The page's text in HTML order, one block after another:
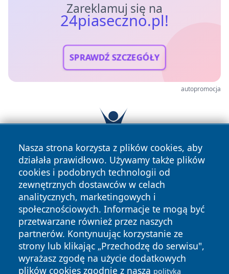
Zareklamuj się na
24piaseczno.pl!
SPRAWDŹ SZCZEGÓŁY
autopromocja
Nasza strona korzysta z plików cookies, aby
działała prawidłowo. Używamy także plików
cookies i podobnych technologii od
zewnętrznych dostawców w celach
analitycznych, marketingowych i
społecznościowych. Informacje te mogą być
przetwarzane również przez naszych
partnerów. Kontynuując korzystanie ze
strony lub klikając „Przechodzę do serwisu",
wyrażasz zgodę na użycie dodatkowych
plików cookies zgodnie z naszą polityką
Copyright © 2026 24piaseczno.pl Wszystkie prawa
zastrzeżone.